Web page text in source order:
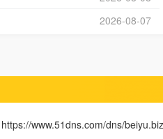
2026-08-07
https://www.51dns.com/dns/beiyu.biz